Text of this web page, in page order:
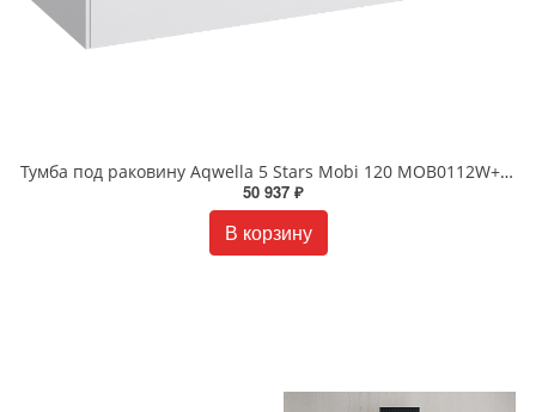
Тумба под раковину Aqwella 5 Stars Mobi 120 MOB0112W+MOB0712W подвесная белый
50 937 ₽
В корзину